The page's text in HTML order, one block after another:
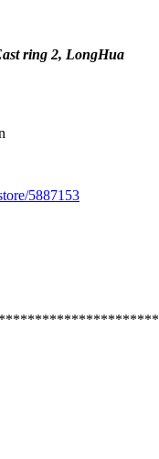
ring 2, LongHua
5887153